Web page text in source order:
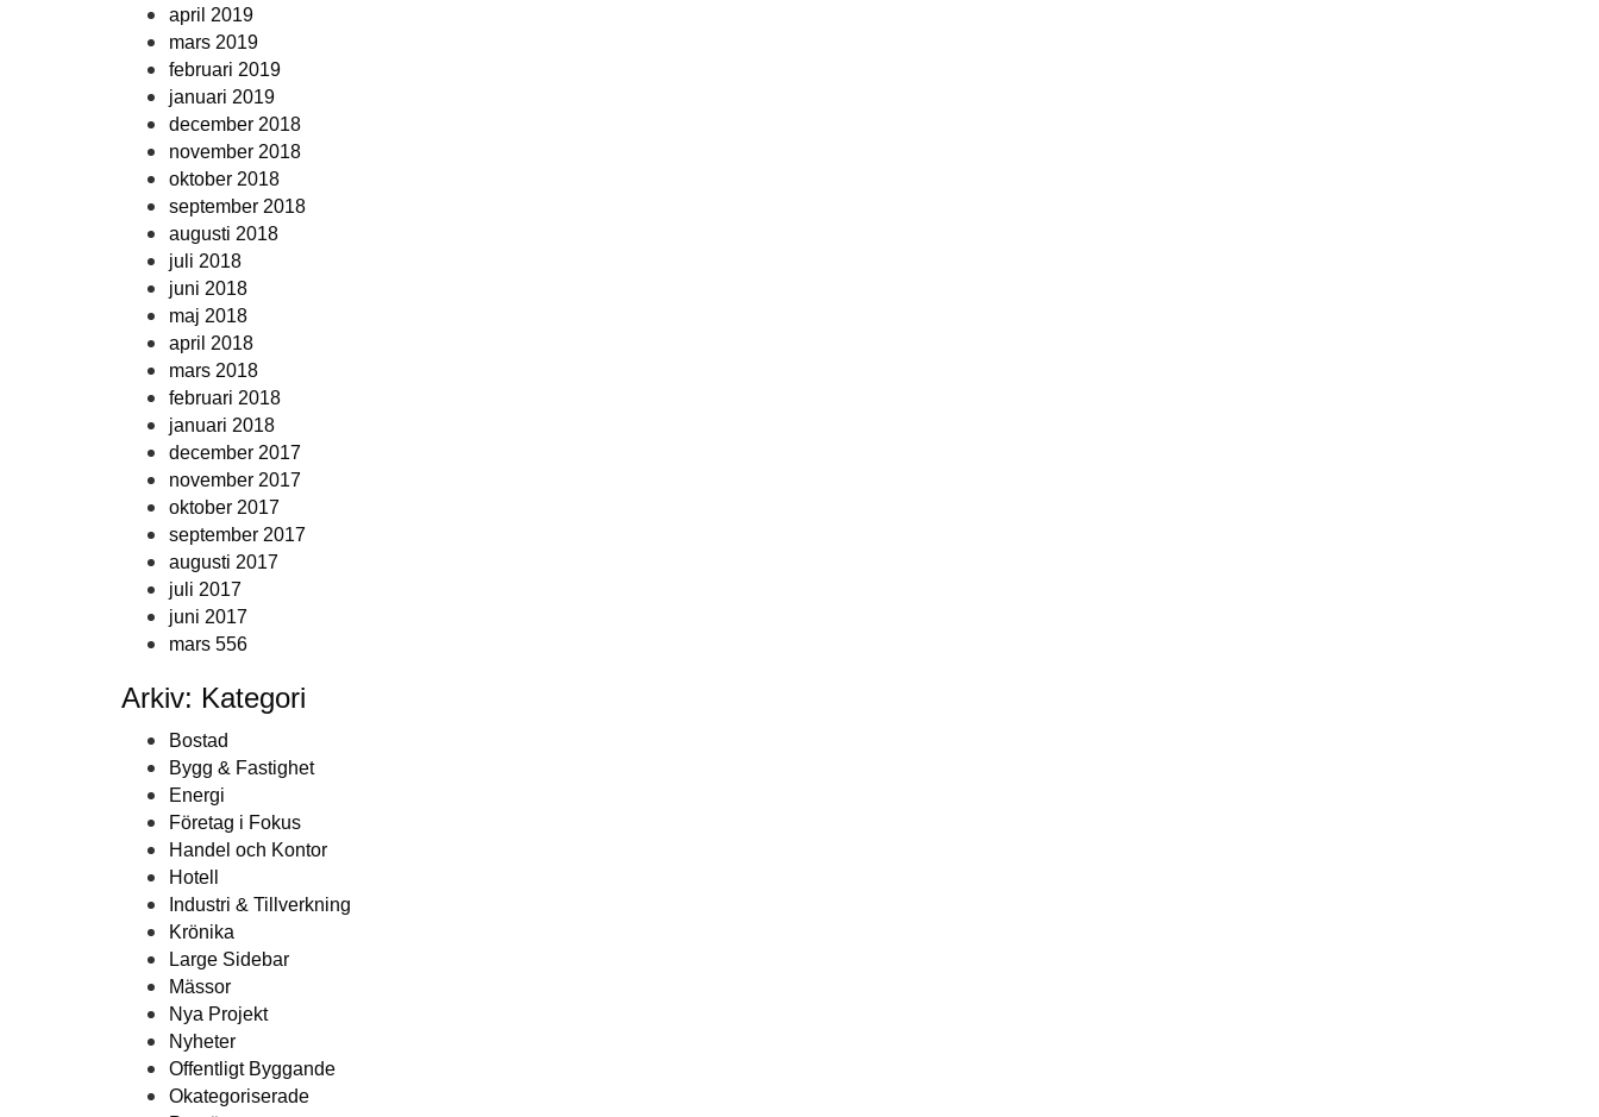
april 2019
mars 2019
februari 2019
januari 2019
december 2018
november 2018
oktober 2018
september 2018
augusti 2018
juli 2018
juni 2018
maj 2018
april 2018
mars 2018
februari 2018
januari 2018
december 2017
november 2017
oktober 2017
september 2017
augusti 2017
juli 2017
juni 2017
mars 556
Arkiv: Kategori
Bostad
Bygg & Fastighet
Energi
Företag i Fokus
Handel och Kontor
Hotell
Industri & Tillverkning
Krönika
Large Sidebar
Mässor
Nya Projekt
Nyheter
Offentligt Byggande
Okategoriserade